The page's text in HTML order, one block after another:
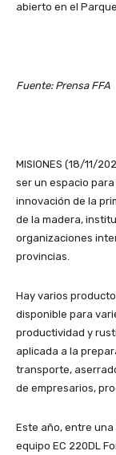
abierto en el
Fuente: Prensa FFA
MISIONES (18/11/
ser un espacio
innovación de la
de la madera,
organizaciones
provincias.
Hay varios
disponible para
productividad y
aplicada a la
transporte,
de empresarios,
Este año, entre
equipo EC 220DL